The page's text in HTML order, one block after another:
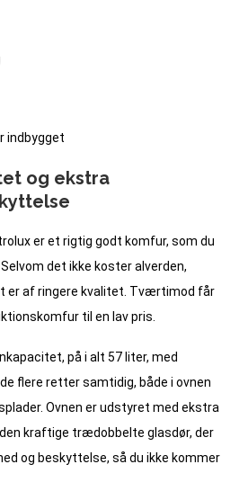
indbygget
og ekstra
er et rigtig godt komfur, som du
det ikke koster alverden,
er af ringere kvalitet. Tværtimod får
til en lav pris.
på i alt 57 liter, med
flere retter samtidig, både i ovnen
Ovnen er udstyret med ekstra
kraftige trædobbelte glasdør, der
og beskyttelse, så du ikke kommer